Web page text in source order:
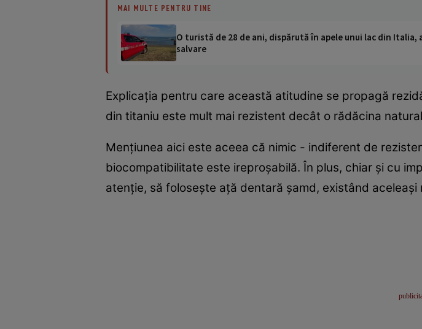
MAI MULTE PENTRU TINE
O turistă de 28 de ani, dispărută în apele unui lac din
salvare
Explicaţia pentru care această atitudine se propagă
din titaniu este mult mai rezistent decât o rădăcina
Menţiunea aici este aceea că nimic - indiferent de
biocompatibilitate este ireproşabilă. În plus, chiar şi cu
atenţie, să foloseşte aţă dentară şamd, existând